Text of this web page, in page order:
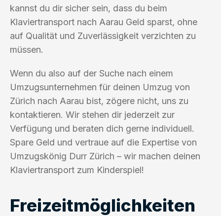
kannst du dir sicher sein, dass du beim
Klaviertransport nach Aarau Geld sparst, ohne
auf Qualität und Zuverlässigkeit verzichten zu
müssen.
Wenn du also auf der Suche nach einem
Umzugsunternehmen für deinen Umzug von
Zürich nach Aarau bist, zögere nicht, uns zu
kontaktieren. Wir stehen dir jederzeit zur
Verfügung und beraten dich gerne individuell.
Spare Geld und vertraue auf die Expertise von
Umzugskönig Durr Zürich – wir machen deinen
Klaviertransport zum Kinderspiel!
Freizeitmöglichkeiten